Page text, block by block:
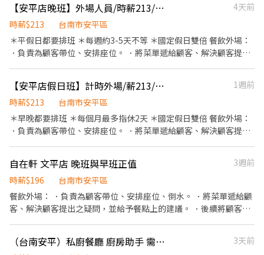
環境、設備和餐具。 ．準備不同餐點所需要的食材。 ．協助測量食
材的容量與重量。
【安平店晚班】外場人員/時薪213/工讀或兼職可/國定假日雙倍/超時加班費
4天前
時薪$213
台南市安平區
＊平假日都要排班 ＊每週約3-5天不等 ＊國定假日雙倍 餐飲外場：
．負責為顧客帶位、安排座位。 ．將菜單遞給顧客、解決顧客提出
帳、收銀等工作。
【安平店假日班】計時外場/薪213/工讀或兼職可/超時加班費/國定假日雙倍
1週前
時薪$213
台南市安平區
＊早晚都要排班 ＊每個月最多指休2天 ＊國定假日雙倍 餐飲外場：
．負責為顧客帶位、安排座位。 ．將菜單遞給顧客、解決顧客提出
帳、收銀等工作。
自在軒 文平店 晚班與早班正值
3週前
時薪$196
台南市安平區
餐飲外場： ．負責為顧客帶位、安排座位、倒水。 ．將菜單遞給顧
客、解決顧客提出之疑問，並給予餐點上的建議。 ．後續將顧客點
負責結帳、收銀等工作。 餐飲內場： ．擔任廚師的助手，處理烹飪
（台南安平）私廚餐廳 廚房助手 需可假日上班
3天前